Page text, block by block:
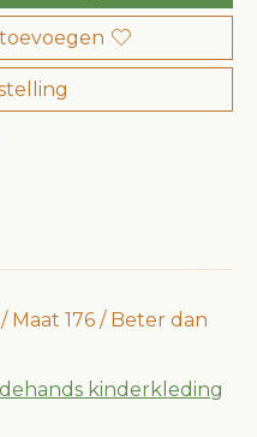
Maat 176 / Beter dan
kinderkleding